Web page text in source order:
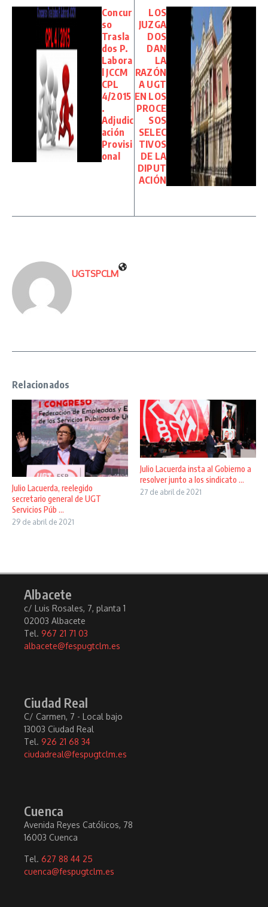
Concur
so
Trasla
dos P.
Labora
l JCCM
CPL
4/2015
.
Adjudic
ación
Provisi
onal
LOS
JUZGA
DOS
DAN
LA
RAZÓN
A UGT
EN LOS
PROCE
SOS
SELEC
TIVOS
DE LA
DIPUT
ACIÓN
UGTSPCLM
Relacionados
Julio Lacuerda, reelegido
secretario general de UGT
Servicios Púb ...
29 de abril de 2021
Julio Lacuerda insta al Gobierno a
resolver junto a los sindicato ...
27 de abril de 2021
Albacete
c/ Luis Rosales, 7, planta 1
02003 Albacete
Tel. 967 21 71 03
albacete@fespugtclm.es
Ciudad Real
C/ Carmen, 7 - Local bajo
13003 Ciudad Real
Tel. 926 21 68 34
ciudadreal@fespugtclm.es
Cuenca
Avenida Reyes Católicos, 78
16003 Cuenca
Tel. 627 88 44 25
cuenca@fespugtclm.es